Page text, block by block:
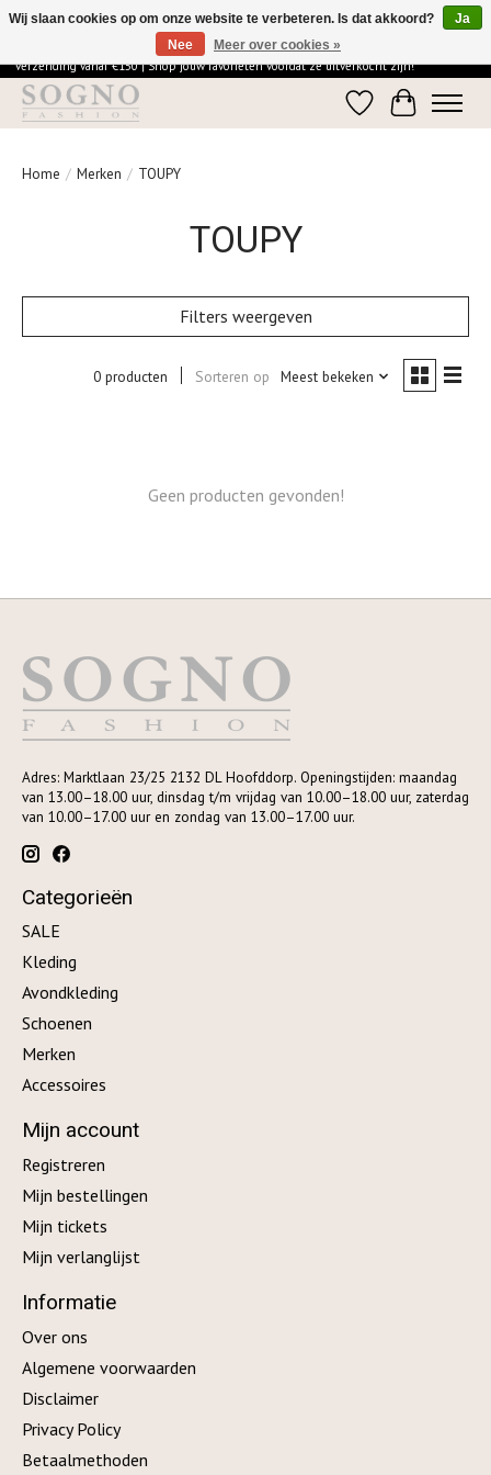
Ontdek de elegantie van SOGNO Fashion | Vandaag besteld = morgen in huis | Gratis
verzending vanaf €150 | Shop jouw favorieten voordat ze uitverkocht zijn!
Verlanglijst
Home / Merken / TOUPY
TOUPY
Filters weergeven
0 producten Sorteren op Meest bekeken
Geen producten gevonden!
Adres: Marktlaan 23/25 2132 DL Hoofddorp. Openingstijden: maandag
van 13.00–18.00 uur, dinsdag t/m vrijdag van 10.00–18.00 uur, zaterdag
van 10.00–17.00 uur en zondag van 13.00–17.00 uur.
Categorieën
SALE
Kleding
Avondkleding
Schoenen
Merken
Accessoires
Mijn account
Registreren
Mijn bestellingen
Mijn tickets
Mijn verlanglijst
Informatie
Over ons
Algemene voorwaarden
Disclaimer
Privacy Policy
Betaalmethoden
Wij slaan cookies op om onze website te verbeteren. Is dat akkoord?
Ja
Nee
Meer over cookies »